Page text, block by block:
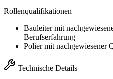
Rollenqualifikationen
Bauleiter mit
Berufserfahrung
Polier mit nachgewiesener
Technische Details